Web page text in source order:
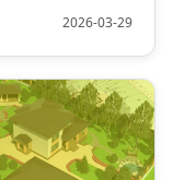
2026-03-29